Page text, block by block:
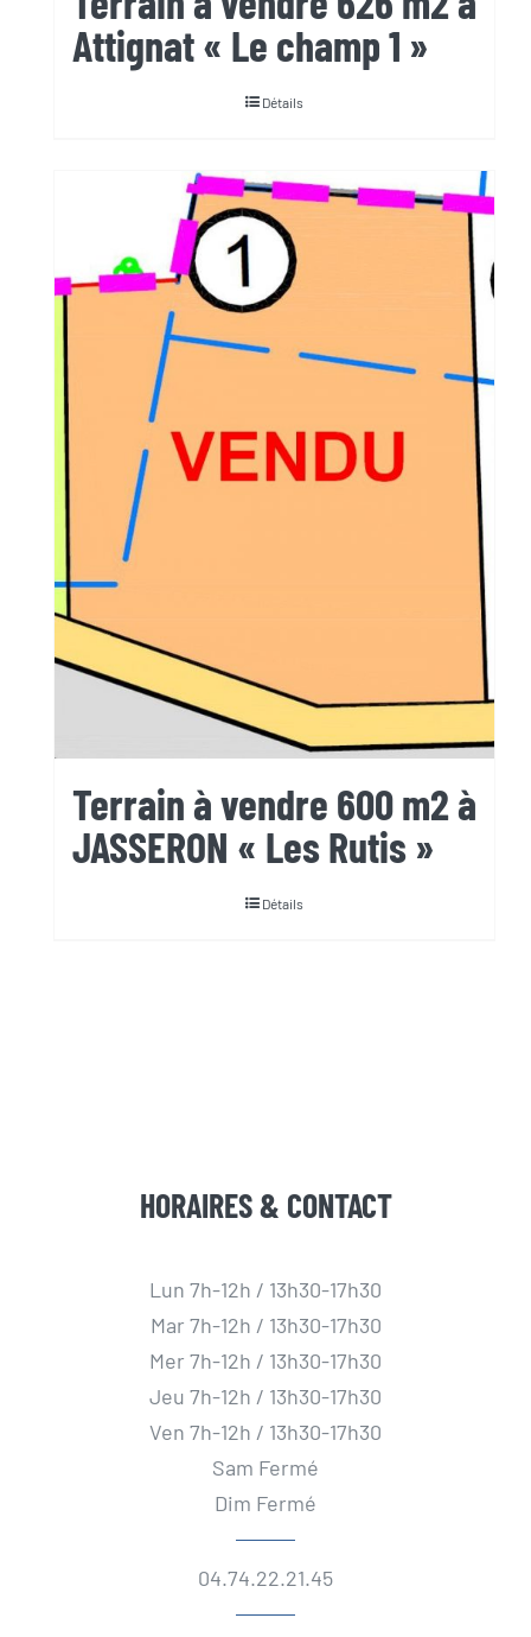
Attignat « Le champ 1 »
Détails
Terrain à vendre 600 m2 à
JASSERON « Les Rutis »
Détails
HORAIRES & CONTACT
Lun 7h-12h / 13h30-17h30
Mar 7h-12h / 13h30-17h30
Mer 7h-12h / 13h30-17h30
Jeu 7h-12h / 13h30-17h30
Ven 7h-12h / 13h30-17h30
Sam Fermé
Dim Fermé
04.74.22.21.45